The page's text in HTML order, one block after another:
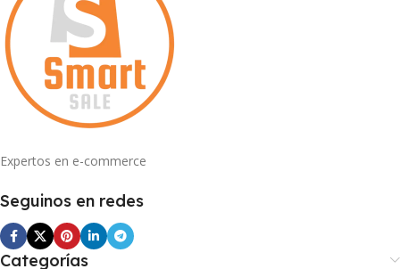
Expertos en e-commerce
Seguinos en redes
Categorías